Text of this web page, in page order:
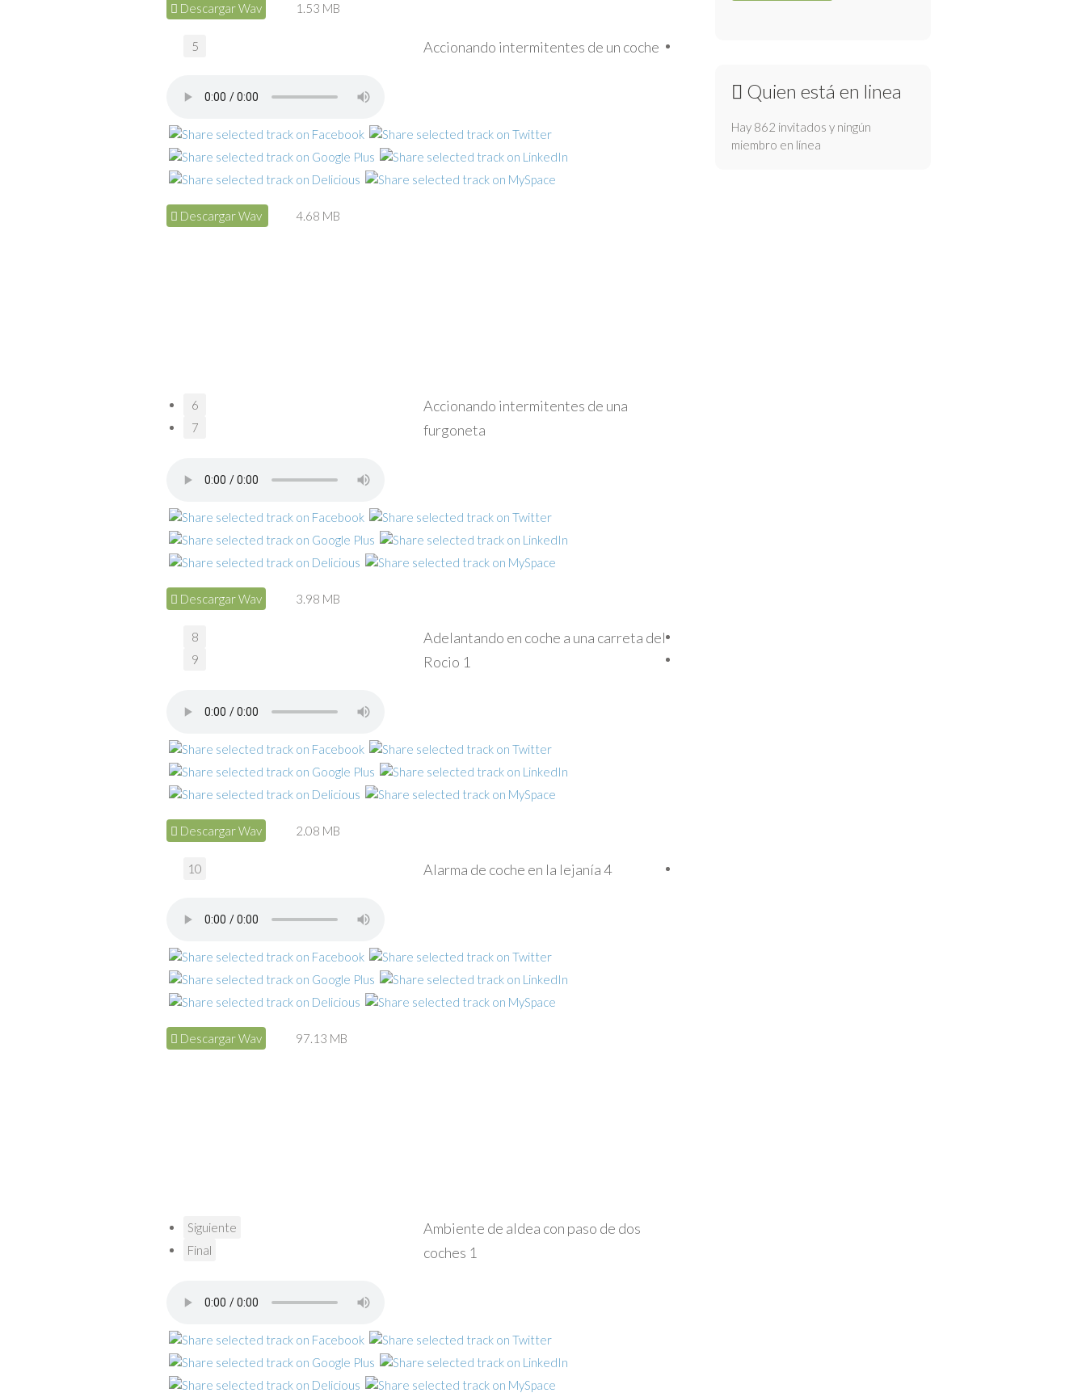
Descargar Wav 1.53 MB
Accionando intermitentes de un coche
Descargar Wav 4.68 MB
Accionando intermitentes de una
furgoneta
Descargar Wav 3.98 MB
Adelantando en coche a una carreta del
Rocio 1
Descargar Wav 2.08 MB
Alarma de coche en la lejanía 4
Descargar Wav 97.13 MB
Ambiente de aldea con paso de dos
coches 1
5
6
7
8
9
10
Siguiente
Final
Quien está en linea
Hay 862 invitados y ningún
miembro en línea